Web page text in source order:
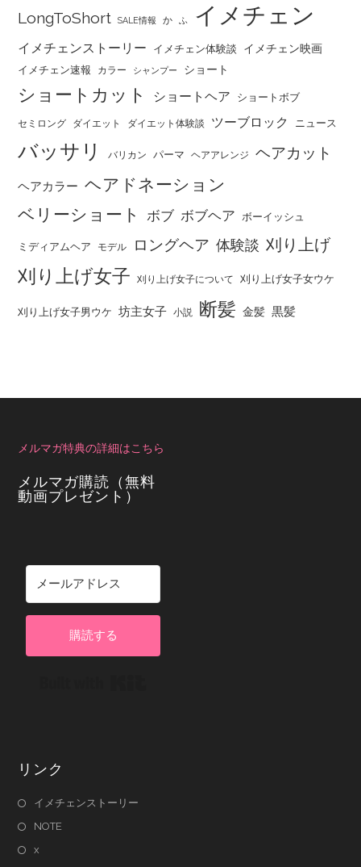
LongToShort SALE情報 か ふ イメチェン
イメチェンストーリー イメチェン体験談 イメチェン映画
イメチェン速報 カラー シャンプー ショート
ショートカット ショートヘア ショートボブ
セミロング ダイエット ダイエット体験談 ツーブロック ニュース
バッサリ バリカン パーマ ヘアアレンジ ヘアカット
ヘアカラー ヘアドネーション
ベリーショート
ボブ ボブヘア ボーイッシュ
ミディアムヘア モデル ロングヘア 体験談 刈り上げ
刈り上げ女子 刈り上げ女子について 刈り上げ女子女ウケ
刈り上げ女子男ウケ 坊主女子 小説 断髪 金髪 黒髪
メルマガ特典の詳細はこちら
メルマガ購読（無料
動画プレゼント）
購読する
リンク
イメチェンストーリー
NOTE
x